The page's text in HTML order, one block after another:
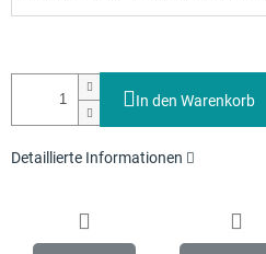
In den Warenkorb
Detaillierte Informationen